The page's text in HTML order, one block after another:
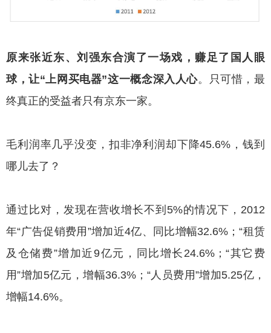
原来张近东、刘强东合演了一场戏，赚足了国人眼
球，让“上网买电器”这一概念深入人心。只可惜，最
终真正的受益者只有京东一家。
毛利润率几乎没变，扣非净利润却下降45.6%，钱到
哪儿去了？
通过比对，发现在营收增长不到5%的情况下，2012
年“广告促销费用”增加近4亿、同比增幅32.6%；“租赁
及仓储费”增加近9亿元，同比增长24.6%；“其它费
用”增加5亿元，增幅36.3%；“人员费用”增加5.25亿，
增幅14.6%。